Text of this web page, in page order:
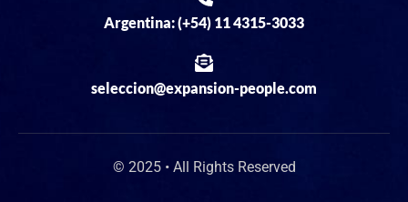
Argentina: (+54) 11 4315-3033
seleccion@expansion-people.com
© 2025 • All Rights Reserved